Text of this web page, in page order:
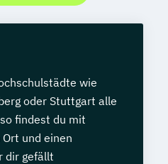
wie
oder Stuttgart alle
findest du mit
und einen
dir gefällt